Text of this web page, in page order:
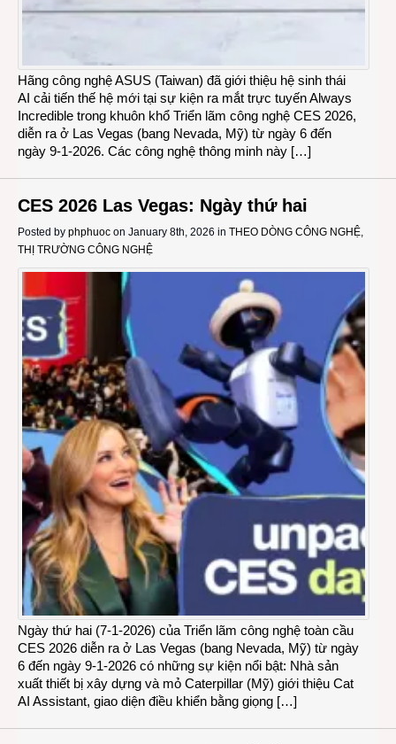
Hãng công nghệ ASUS (Taiwan) đã giới thiệu hệ sinh thái
AI cải tiến thế hệ mới tại sự kiện ra mắt trực tuyến Always
Incredible trong khuôn khổ Triển lãm công nghệ CES 2026,
diễn ra ở Las Vegas (bang Nevada, Mỹ) từ ngày 6 đến
ngày 9-1-2026. Các công nghệ thông minh này […]
CES 2026 Las Vegas: Ngày thứ hai
Posted by phphuoc on January 8th, 2026 in THEO DÒNG CÔNG NGHỆ,
THỊ TRƯỜNG CÔNG NGHỆ
Ngày thứ hai (7-1-2026) của Triển lãm công nghệ toàn cầu
CES 2026 diễn ra ở Las Vegas (bang Nevada, Mỹ) từ ngày
6 đến ngày 9-1-2026 có những sự kiện nổi bật: Nhà sản
xuất thiết bị xây dựng và mỏ Caterpillar (Mỹ) giới thiệu Cat
AI Assistant, giao diện điều khiển bằng giọng […]